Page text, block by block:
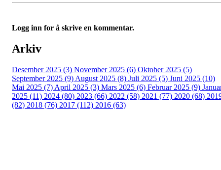
Logg inn for å skrive en kommentar.
Arkiv
Desember 2025 (3) November 2025 (6) Oktober 2025 (5)
September 2025 (9) August 2025 (8) Juli 2025 (5) Juni 2025 (10)
Mai 2025 (7) April 2025 (3) Mars 2025 (6) Februar 2025 (9)
2025 (11) 2024 (80) 2023 (66) 2022 (58) 2021 (77) 2020 (68)
(82) 2018 (76) 2017 (112) 2016 (63)